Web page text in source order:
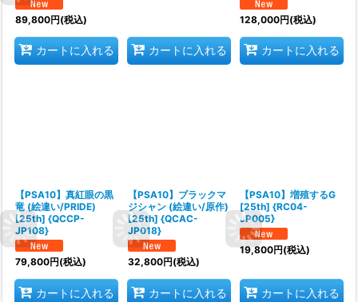
89,800円(税込)
カートに入れる カートに入れる
128,000円(税込)
カートに入れる
【PSA10】真紅眼の黒
竜 (絵違い/PRIDE)
[25th] {QCCP-
JP108}
79,800円(税込)
カートに入れる
【PSA10】ブラックマ
ジシャン (絵違い/原作)
[25th] {QCAC-
JP018}
32,800円(税込)
カートに入れる
【PSA10】増殖するG
[25th] {RC04-
JP005}
19,800円(税込)
カートに入れる